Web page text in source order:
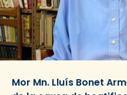
Mor Mn. Lluís Bonet